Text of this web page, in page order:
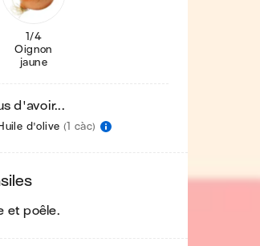
1/4
Oignon
jaune
d'avoir...
d'olive (1 càc)
et poêle.